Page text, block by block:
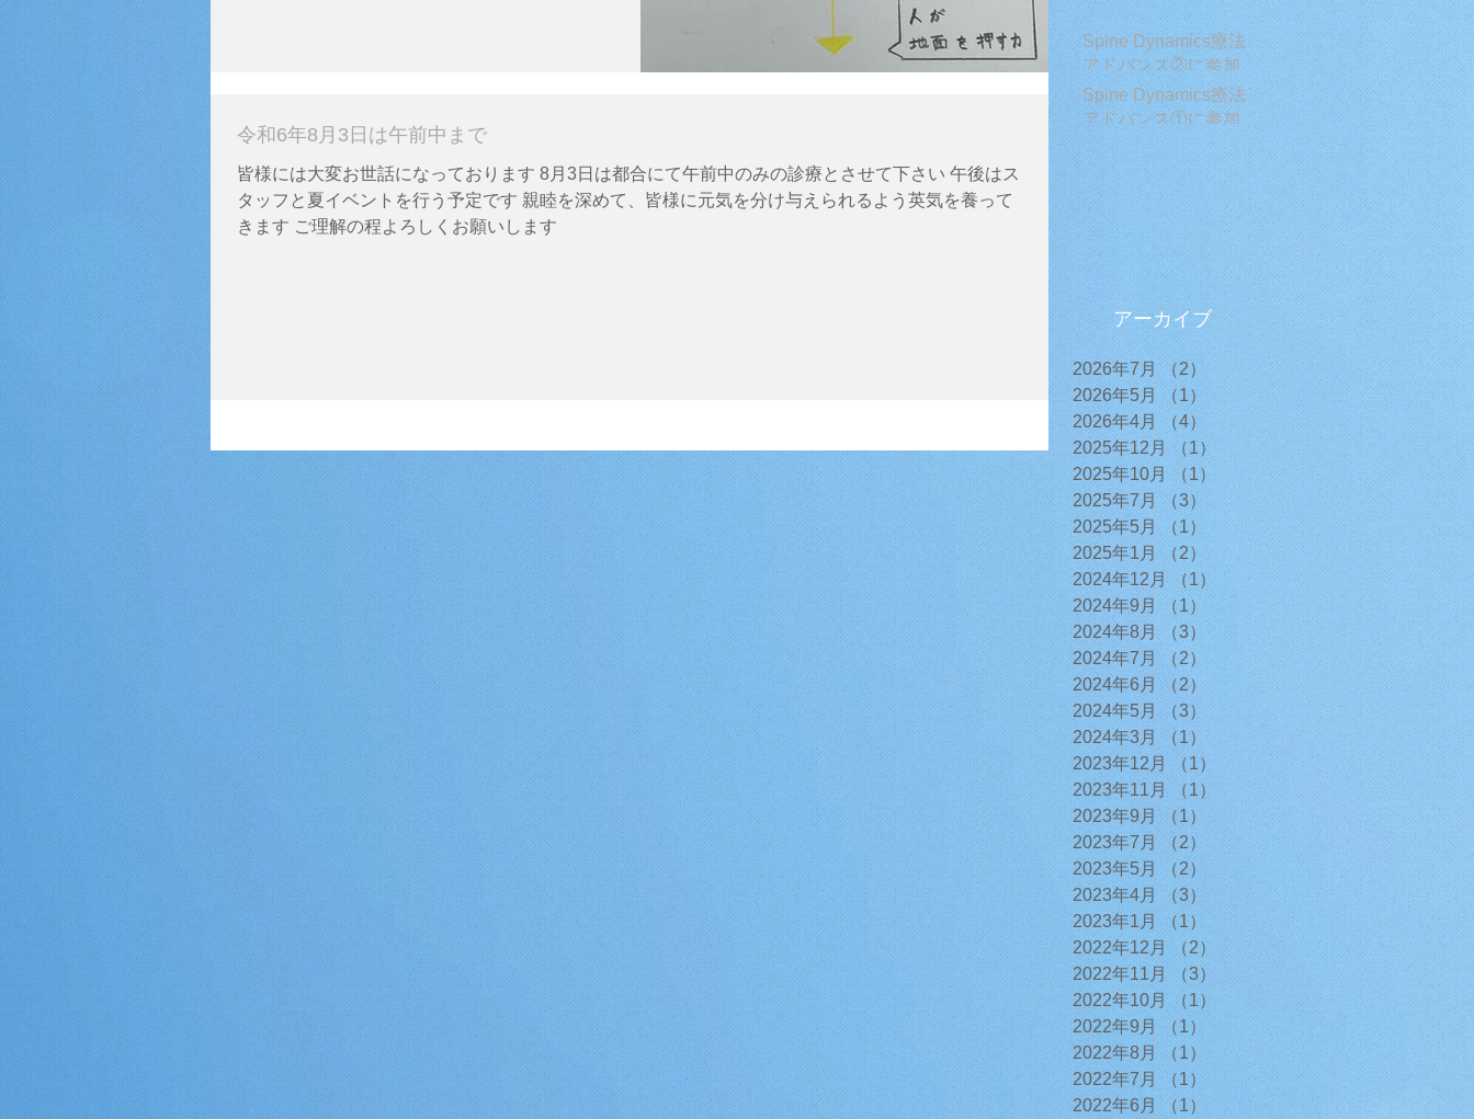
令和6年8月3日は午前中まで
皆様には大変お世話になっております 8月3日は都合にて午前中のみの診療とさせて下さい 午後はス
タッフと夏イベントを行う予定です 親睦を深めて、皆様に元気を分け与えられるよう英気を養って
きます ご理解の程よろしくお願いします
Spine Dynamics療法
アドバンス②に参加
してきました!
Spine Dynamics療法
アドバンス①に参加
してきました！
アーカイブ
2026年7月 （2） 2件の記事
2026年5月 （1） 1件の記事
2026年4月 （4）4件の記事
2025年12月 （1） 1件の記事
2025年10月
（1） 1件の記事
2025年7月 （3） 3件の記事
2025年5月
（1） 1件の記事
2025年1月 （2） 2件の記事
2024年12月
（1） 1件の記事
2024年9月 （1） 1件の記事
2024年8月
（3） 3件の記事
2024年7月
（2） 2件の記事
2024年6月 （2）2件の記事
2024年5月 （3）
3件の記事
2024年3月
（1）1件の記事
2023年12月 （1） 1件の記事
2023年11月 （1）1件の記事
2023年9月 （1） 1件の記事
2023年7月 （2） 2件の記事
2023年5月
（2）2件の記事
2023年4月
（3）3件の記事
2023年1月
（1） 1件の記事
2022年12月 （2） 2件の記事
2022年11月
（3） 3件の記事
2022年10月
（1） 1件の記事
2022年9月
（1） 1件の記事
2022年8月 （1） 1件の記事
2022年7月 （1）1件の記事
2022年6月 （1）
1件の記事